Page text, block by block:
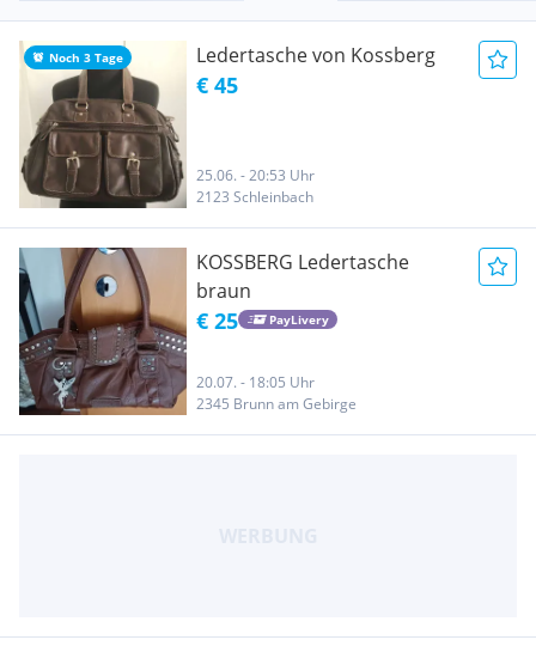
Noch 3 Tage Ledertasche von Kossberg
€ 45
25.06. - 20:53 Uhr
2123 Schleinbach
KOSSBERG Ledertasche
braun
€ 25 PayLivery
20.07. - 18:05 Uhr
2345 Brunn am Gebirge